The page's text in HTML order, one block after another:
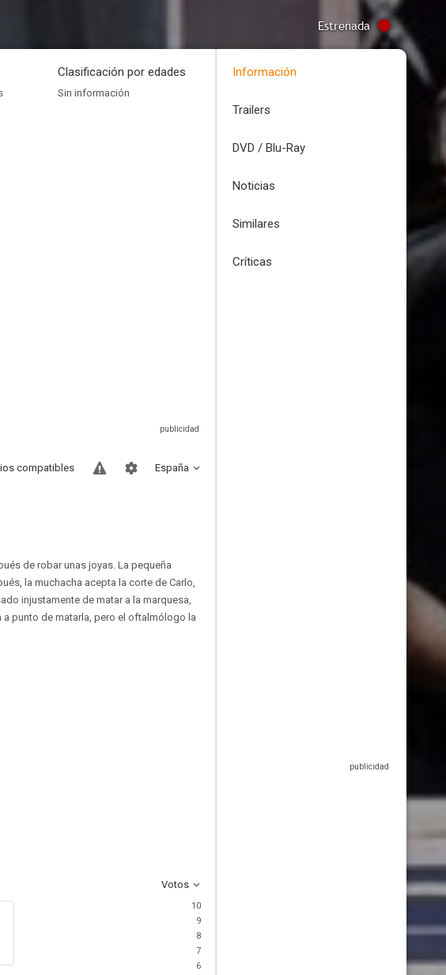
Estrenada
Clasificación por edades
Sin información
España
compatibles
de robar unas joyas. La pequeña
la muchacha acepta la corte de Carlo,
injustamente de matar a la marquesa,
a punto de matarla, pero el oftalmólogo la
Votos
10
9
8
7
6
Información
Trailers
DVD / Blu-Ray
Noticias
Similares
Críticas